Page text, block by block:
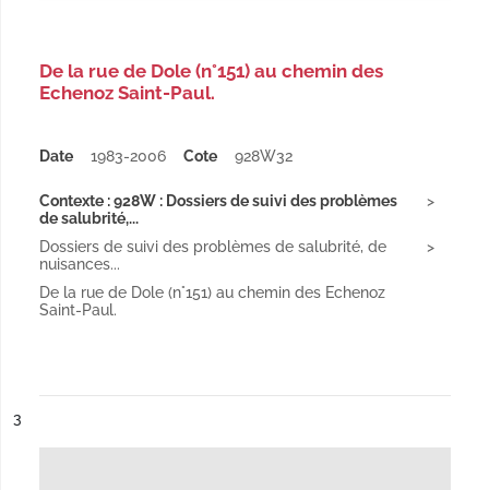
De la rue de Dole (n°151) au chemin des
Echenoz Saint-Paul.
Date 1983-2006 Cote 928W32
Contexte : 928W : Dossiers de suivi des problèmes
de salubrité,...
Dossiers de suivi des problèmes de salubrité, de
nuisances...
De la rue de Dole (n°151) au chemin des Echenoz
Saint-Paul.
n°
3